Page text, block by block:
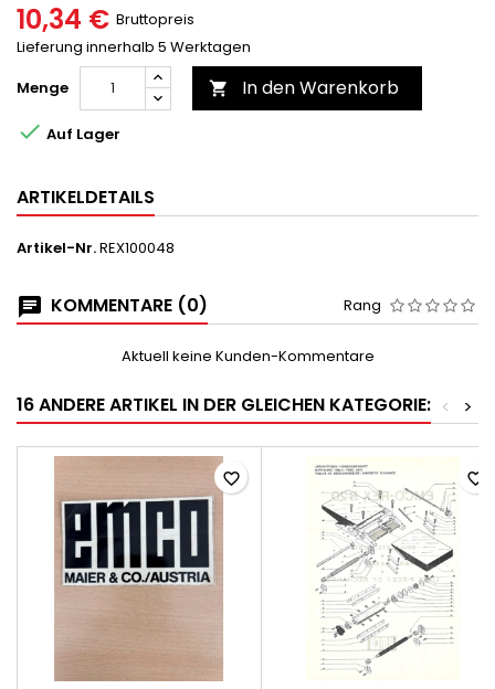
10,34 € Bruttopreis
Lieferung innerhalb 5 Werktagen
Menge
 In den Warenkorb
 Auf Lager
ARTIKELDETAILS
Artikel-Nr.REX100048
KOMMENTARE (0) Rang
Aktuell keine Kunden-Kommentare
16 ANDERE ARTIKEL IN DER GLEICHEN KATEGORIE: >
<
favorite_border favorite_border